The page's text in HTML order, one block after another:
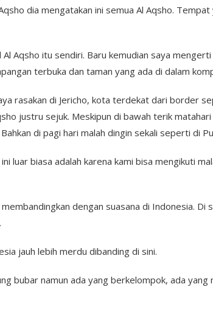
dia mengatakan ini semua Al Aqsho.
Aqsho itu sendiri. Baru kemudian saya
terbuka dan taman yang ada di dalam
rasakan di Jericho, kota terdekat dari border
justru sejuk. Meskipun di bawah terik
di pagi hari malah dingin sekali seperti di
luar biasa adalah karena kami bisa mengikuti
dengan suasana di Indonesia. Di
jauh lebih merdu dibanding di sini.
bubar namun ada yang berkelompok, ada